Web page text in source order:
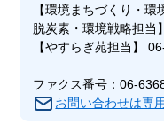
【環境まちづくり・
脱炭素・環境戦略担当
【やすらぎ苑担当】
ファクス番号：06-
お問い合わせは専